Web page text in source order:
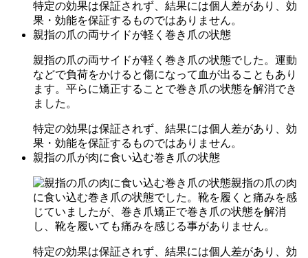
特定の効果は保証されず、結果には個人差があり、効
果・効能を保証するものではありません。
親指の爪の両サイドが軽く巻き爪の状態
親指の爪の両サイドが軽く巻き爪の状態でした。運動
などで負荷をかけると傷になって血が出ることもあり
ます。平らに矯正することで巻き爪の状態を解消でき
ました。
特定の効果は保証されず、結果には個人差があり、効
果・効能を保証するものではありません。
親指の爪が肉に食い込む巻き爪の状態
親指の爪の肉
に食い込む巻き爪の状態でした。靴を履くと痛みを感
じていましたが、巻き爪矯正で巻き爪の状態を解消
し、靴を履いても痛みを感じる事がありません。
特定の効果は保証されず、結果には個人差があり、効